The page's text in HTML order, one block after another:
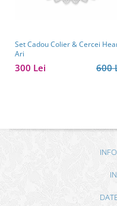
Set Cadou Colier & Cercei
Ari
600
300 Lei